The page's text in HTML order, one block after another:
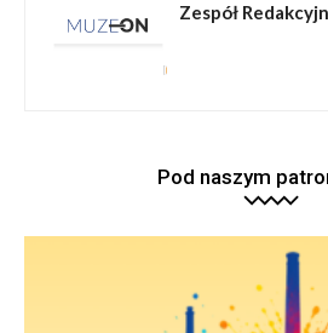
Zespół
Pod naszym